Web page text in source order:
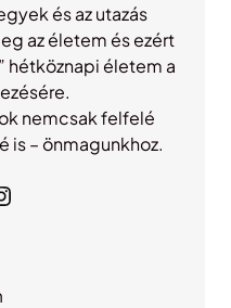
és az utazás
az életem és ezért
hétköznapi életem a
nemcsak felfelé
is – önmagunkhoz.